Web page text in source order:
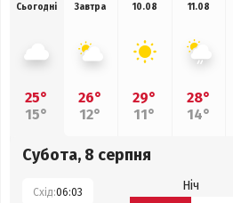
Сьогодні
25°
15°
Завтра
26°
12°
10.08
29°
11°
11.08
28°
14°
Субота, 8 серпня
Схід:06:03 Ніч